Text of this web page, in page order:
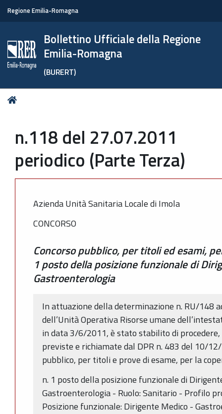
Regione Emilia-Romagna
Bollettino Ufficiale della Regione
Emilia-Romagna
(BURERT)
Tu
n.118 del 27.07.2011
periodico (Parte Terza)
Azienda Unità Sanitaria Locale di Imola
CONCORSO
Concorso pubblico, per titoli ed esami,
1 posto della posizione funzionale di
Gastroenterologia
In attuazione della determinazione n. RU/148
dell’Unità Operativa Risorse umane
in data 3/6/2011, è stato stabilito di procedere,
previste e richiamate dal DPR n. 483 del 10/
pubblico, per titoli e prove di esame, per la
n. 1 posto della posizione funzionale di
Gastroenterologia - Ruolo: Sanitario - Profilo
Posizione funzionale: Dirigente Medico -